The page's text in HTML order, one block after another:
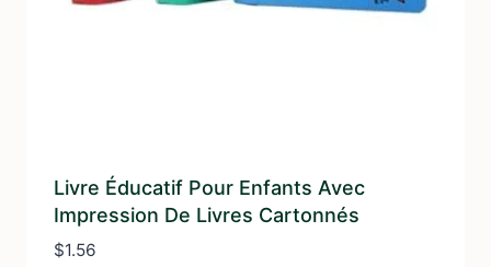
Livre Éducatif Pour Enfants Avec
Impression De Livres Cartonnés
$1.56